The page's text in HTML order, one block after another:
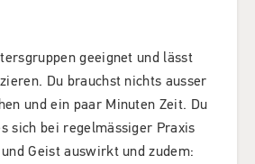
geeignet und lässt
Du brauchst nichts ausser
und ein paar Minuten Zeit. Du
sich bei regelmässiger Praxis
Geist auswirkt und zudem: